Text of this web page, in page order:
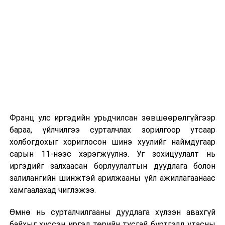
2026 оны 9 дүгээр сарын 13-наас оюутнуудыг
дотуур байранд оруулж эхэлнэ.
Сургууль, цэцэрлэгийн үйл ажиллагааны
зохицуулалт
2026 оны 8 дугаар сарын 17–28-ны өдрүүдэд
байранд элсэлт, бүртгэл болон бусад аливаа
Франц улс иргэдийн урьдчилсан зөвшөөрөлгүйгээр
бараа, үйлчилгээ сурталчлах зорилгоор утсаар
холбогдохыг хориглосон шинэ хуулийг наймдугаар
сарын 11-нээс хэрэгжүүлнэ. Уг зохицуулалт нь
иргэдийг залхаасан борлуулалтын дуудлага болон
залилангийн шинжтэй арилжааны үйл ажиллагаанаас
хамгаалахад чиглэжээ.
Өмнө нь сурталчилгааны дуудлага хүлээн авахгүй